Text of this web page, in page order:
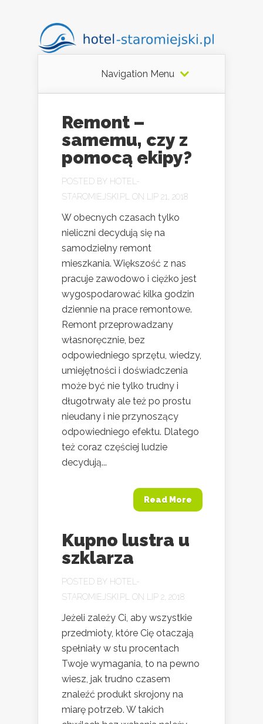
Navigation Menu
Remont –
samemu, czy z
pomocą ekipy?
POSTED BY HOTEL-
STAROMIEJSKI.PL
ON LIP 21, 2018
W obecnych czasach tylko
nieliczni decydują się na
samodzielny remont
mieszkania. Większość z nas
pracuje zawodowo i ciężko jest
wygospodarować kilka godzin
dziennie na prace remontowe.
Remont przeprowadzany
własnoręcznie, bez
odpowiedniego sprzętu, wiedzy,
umiejętności i doświadczenia
może być nie tylko trudny i
długotrwały ale też po prostu
nieudany i nie przynoszący
odpowiedniego efektu. Dlatego
też coraz częściej ludzie
decydują...
Read More
Kupno lustra u
szklarza
POSTED BY HOTEL-
STAROMIEJSKI.PL
ON LIP 2, 2018
Jeżeli zależy Ci, aby wszystkie
przedmioty, które Cię otaczają
spełniały w stu procentach
Twoje wymagania, to na pewno
wiesz, jak trudno czasem
znaleźć produkt skrojony na
miarę potrzeb. W takich